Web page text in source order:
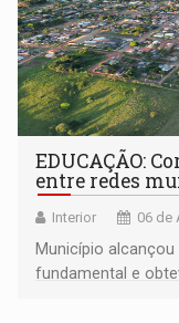
EDUCAÇÃO:
entre redes
Interior 06 de
Município
fundamental e